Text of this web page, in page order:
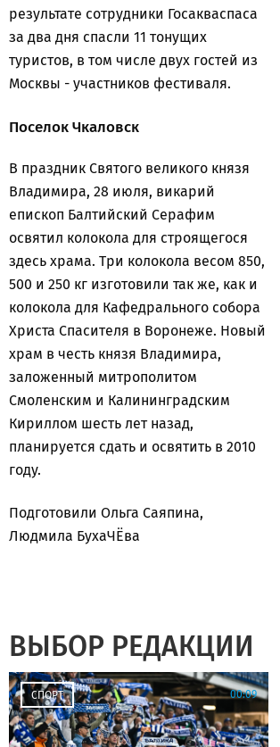
результате сотрудники Госакваспаса
за два дня спасли 11 тонущих
туристов, в том числе двух гостей из
Москвы - участников фестиваля.
Поселок Чкаловск
В праздник Святого великого князя
Владимира, 28 июля, викарий
епископ Балтийский Серафим
освятил колокола для строящегося
здесь храма. Три колокола весом 850,
500 и 250 кг изготовили так же, как и
колокола для Кафедрального собора
Христа Спасителя в Воронеже. Новый
храм в честь князя Владимира,
заложенный митрополитом
Смоленским и Калининградским
Кириллом шесть лет назад,
планируется сдать и освятить в 2010
году.
Подготовили Ольга Саяпина,
Людмила БухаЧЁва
ВЫБОР РЕДАКЦИИ
СПОРТ 00:09